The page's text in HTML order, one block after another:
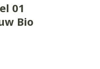
01
Bio